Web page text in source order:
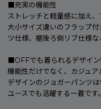
■充実の機能性
ストレッチと軽量感に加え、
大小サイズ違いのフラップ
ツ仕様、裾後ろ側リブ仕様な
■OFFでも着られるデザイン
機能性だけでなく、カジュ
デザインのジョガーパンツ
ユースでも活躍する一着です。